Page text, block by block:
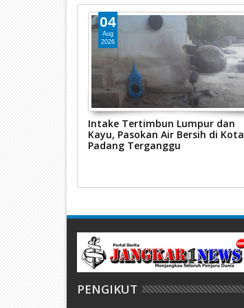
04
Aug
2026
Intake Tertimbun Lumpur dan
Kayu, Pasokan Air Bersih di Kota
Padang Terganggu
PENGIKUT